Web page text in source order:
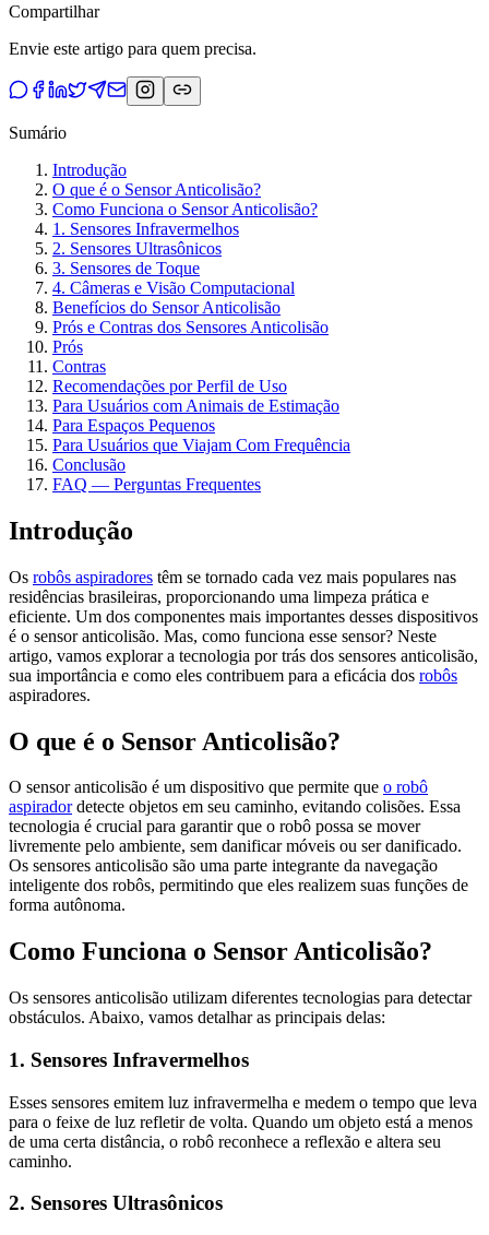
Compartilhar
Envie este artigo para quem precisa.
Sumário
Introdução
O que é o Sensor Anticolisão?
Como Funciona o Sensor Anticolisão?
1. Sensores Infravermelhos
2. Sensores Ultrasônicos
3. Sensores de Toque
4. Câmeras e Visão Computacional
Benefícios do Sensor Anticolisão
Prós e Contras dos Sensores Anticolisão
Prós
Contras
Recomendações por Perfil de Uso
Para Usuários com Animais de Estimação
Para Espaços Pequenos
Para Usuários que Viajam Com Frequência
Conclusão
FAQ — Perguntas Frequentes
Introdução
Os robôs aspiradores têm se tornado cada vez mais populares nas
residências brasileiras, proporcionando uma limpeza prática e
eficiente. Um dos componentes mais importantes desses dispositivos
é o sensor anticolisão. Mas, como funciona esse sensor? Neste
artigo, vamos explorar a tecnologia por trás dos sensores anticolisão,
sua importância e como eles contribuem para a eficácia dos robôs
aspiradores.
O que é o Sensor Anticolisão?
O sensor anticolisão é um dispositivo que permite que o robô
aspiradordetecte objetos em seu caminho, evitando colisões. Essa
tecnologia é crucial para garantir que o robô possa se mover
livremente pelo ambiente, sem danificar móveis ou ser danificado.
Os sensores anticolisão são uma parte integrante da navegação
inteligente dos robôs, permitindo que eles realizem suas funções de
forma autônoma.
Como Funciona o Sensor Anticolisão?
Os sensores anticolisão utilizam diferentes tecnologias para detectar
obstáculos. Abaixo, vamos detalhar as principais delas:
1. Sensores Infravermelhos
Esses sensores emitem luz infravermelha e medem o tempo que leva
para o feixe de luz refletir de volta. Quando um objeto está a menos
de uma certa distância, o robô reconhece a reflexão e altera seu
caminho.
2. Sensores Ultrasônicos